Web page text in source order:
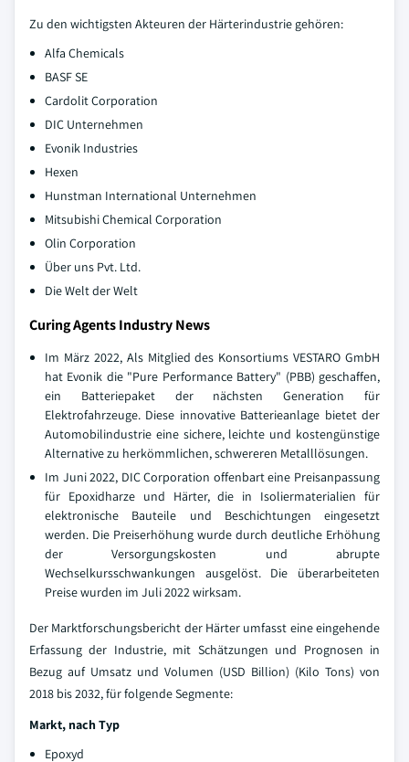
Zu den wichtigsten Akteuren der Härterindustrie gehören:
Alfa Chemicals
BASF SE
Cardolit Corporation
DIC Unternehmen
Evonik Industries
Hexen
Hunstman International Unternehmen
Mitsubishi Chemical Corporation
Olin Corporation
Über uns Pvt. Ltd.
Die Welt der Welt
Curing Agents Industry News
Im März 2022, Als Mitglied des Konsortiums VESTARO GmbH
hat Evonik die "Pure Performance Battery" (PBB) geschaffen,
ein Batteriepaket der nächsten Generation für
Elektrofahrzeuge. Diese innovative Batterieanlage bietet der
Automobilindustrie eine sichere, leichte und kostengünstige
Alternative zu herkömmlichen, schwereren Metalllösungen.
Im Juni 2022, DIC Corporation offenbart eine Preisanpassung
für Epoxidharze und Härter, die in Isoliermaterialien für
elektronische Bauteile und Beschichtungen eingesetzt
werden. Die Preiserhöhung wurde durch deutliche Erhöhung
der Versorgungskosten und abrupte
Wechselkursschwankungen ausgelöst. Die überarbeiteten
Preise wurden im Juli 2022 wirksam.
Der Marktforschungsbericht der Härter umfasst eine eingehende
Erfassung der Industrie, mit Schätzungen und Prognosen in
Bezug auf Umsatz und Volumen (USD Billion) (Kilo Tons) von
2018 bis 2032, für folgende Segmente:
Markt, nach Typ
Epoxyd